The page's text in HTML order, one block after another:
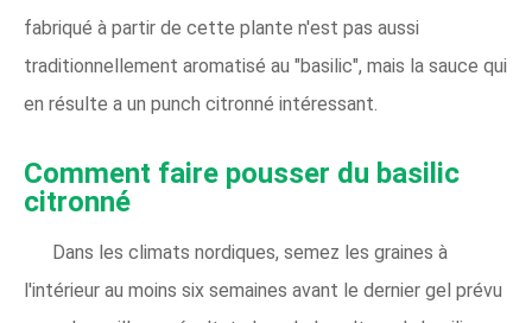
fabriqué à partir de cette plante n'est pas aussi
traditionnellement aromatisé au "basilic", mais la sauce qui
en résulte a un punch citronné intéressant.
Comment faire pousser du basilic
citronné
Dans les climats nordiques, semez les graines à
l'intérieur au moins six semaines avant le dernier gel prévu